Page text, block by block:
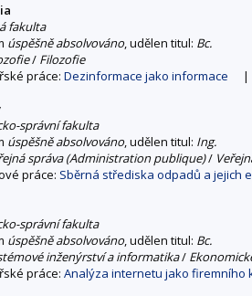
fakulta
úspěšně absolvováno, udělen titul: Bc.
/ Filozofie
práce: Dezinformace jako informace |
správní fakulta
úspěšně absolvováno, udělen titul: Ing.
správa (Administration publique)/
práce: Sběrná střediska odpadů a jejich
správní fakulta
úspěšně absolvováno, udělen titul: Bc.
inženýrství a informatika/
práce: Analýza internetu jako firemního